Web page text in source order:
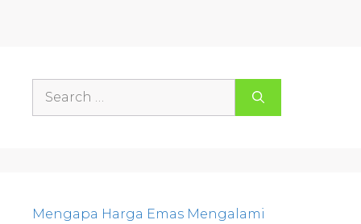
for:
Mengapa Harga Emas Mengalami